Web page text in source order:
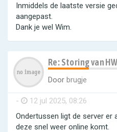
Inmiddels de laatste versie
aangepast.
Dank je wel Wim.
Re: Storing van
Door brugje
- 12 jul 2025, 08:26
Ondertussen ligt de server er
deze snel weer online komt.